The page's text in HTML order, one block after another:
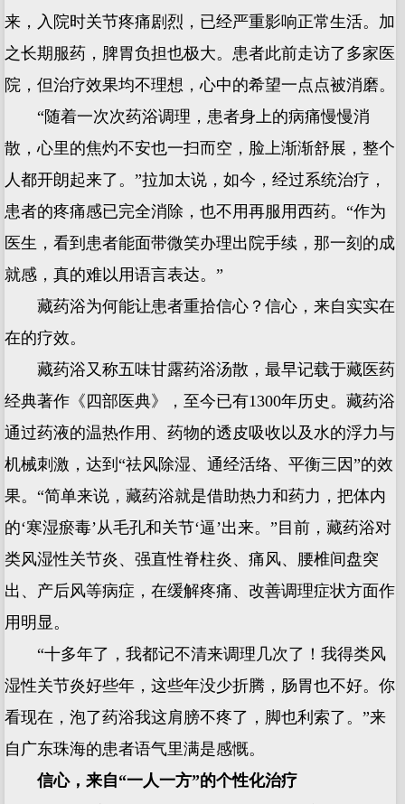
来，入院时关节疼痛剧烈，已经严重影响正常生活。加
之长期服药，脾胃负担也极大。患者此前走访了多家医
院，但治疗效果均不理想，心中的希望一点点被消磨。
“随着一次次药浴调理，患者身上的病痛慢慢消
散，心里的焦灼不安也一扫而空，脸上渐渐舒展，整个
人都开朗起来了。”拉加太说，如今，经过系统治疗，
患者的疼痛感已完全消除，也不用再服用西药。“作为
医生，看到患者能面带微笑办理出院手续，那一刻的成
就感，真的难以用语言表达。”
藏药浴为何能让患者重拾信心？信心，来自实实在
在的疗效。
藏药浴又称五味甘露药浴汤散，最早记载于藏医药
经典著作《四部医典》，至今已有1300年历史。藏药浴
通过药液的温热作用、药物的透皮吸收以及水的浮力与
机械刺激，达到“祛风除湿、通经活络、平衡三因”的效
果。“简单来说，藏药浴就是借助热力和药力，把体内
的‘寒湿瘀毒’从毛孔和关节‘逼’出来。”目前，藏药浴对
类风湿性关节炎、强直性脊柱炎、痛风、腰椎间盘突
出、产后风等病症，在缓解疼痛、改善调理症状方面作
用明显。
“十多年了，我都记不清来调理几次了！我得类风
湿性关节炎好些年，这些年没少折腾，肠胃也不好。你
看现在，泡了药浴我这肩膀不疼了，脚也利索了。”来
自广东珠海的患者语气里满是感慨。
信心，来自“一人一方”的个性化治疗